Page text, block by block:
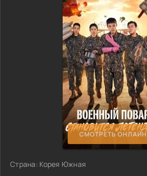
СМОТРЕТЬ ОНЛАЙН
Страна: Корея Южная